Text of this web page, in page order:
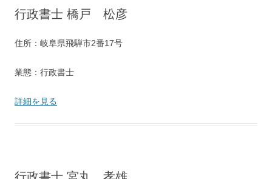
行政書士 橋戸 松彦
住所：岐阜県飛騨市2番17号
業態：行政書士
詳細を見る